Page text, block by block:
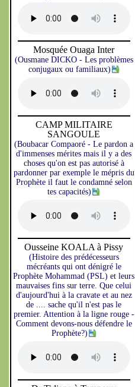
Mosquée Ouaga Inter
(Ousmane DICKO - Les problèmes
conjugaux ou familiaux)
CAMP MILITAIRE
SANGOULE
(Boubacar Compaoré - Le pardon a
d'immenses mérites mais il y a des
choses qu'on est pas autorisé à
pardonner par exemple le mépris du
Prophète il faut le condamné selon
tes capacités)
Ousseine KOALA à Pissy
(Histoire des prédécesseurs
mécréants qui ont dénigré le
Prophète Mohammad (PSL) et leurs
mauvaises fins sur terre. Que celui
d'aujourd'hui à la cravate et au nez
de .... sache qu'il n'est pas le
premier. Attention à la ligne rouge -
Comment devons-nous défendre le
Prophète?)